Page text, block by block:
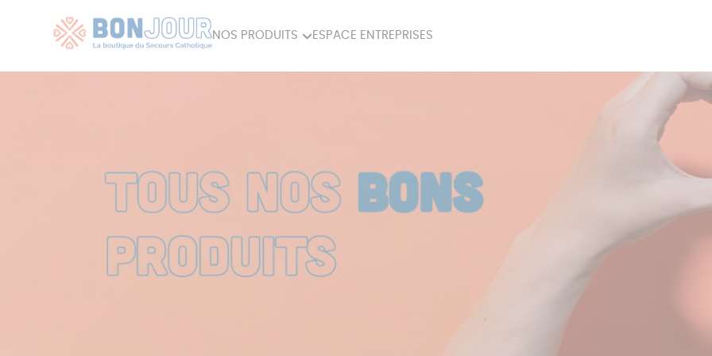
NOS PRODUITS ESPACE ENTREPRISES